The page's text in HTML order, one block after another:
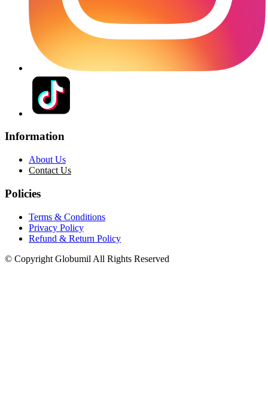
Information
About Us
Contact Us
Policies
Terms & Conditions
Privacy Policy
Refund & Return Policy
© Copyright Globumil All Rights Reserved